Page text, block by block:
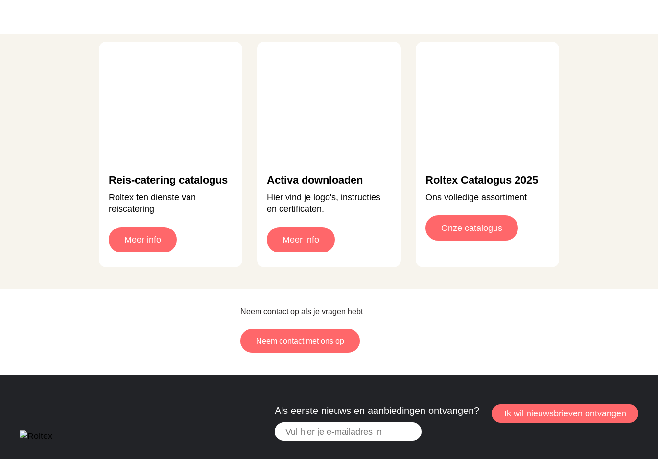
Reis-catering catalogus
Roltex ten dienste van
reiscatering
Meer info
Activa downloaden
Hier vind je logo's, instructies
en certificaten.
Meer info
Roltex Catalogus 2025
Ons volledige assortiment
Onze catalogus
Neem contact op als je vragen hebt
Neem contact met ons op
Als eerste nieuws en aanbiedingen ontvangen? Ik wil nieuwsbrieven ontvangen